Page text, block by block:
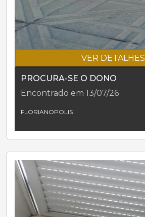
VER DETALHES
PROCURA-SE O DONO
Encontrado em 13/07/26
FLORIANOPOLIS